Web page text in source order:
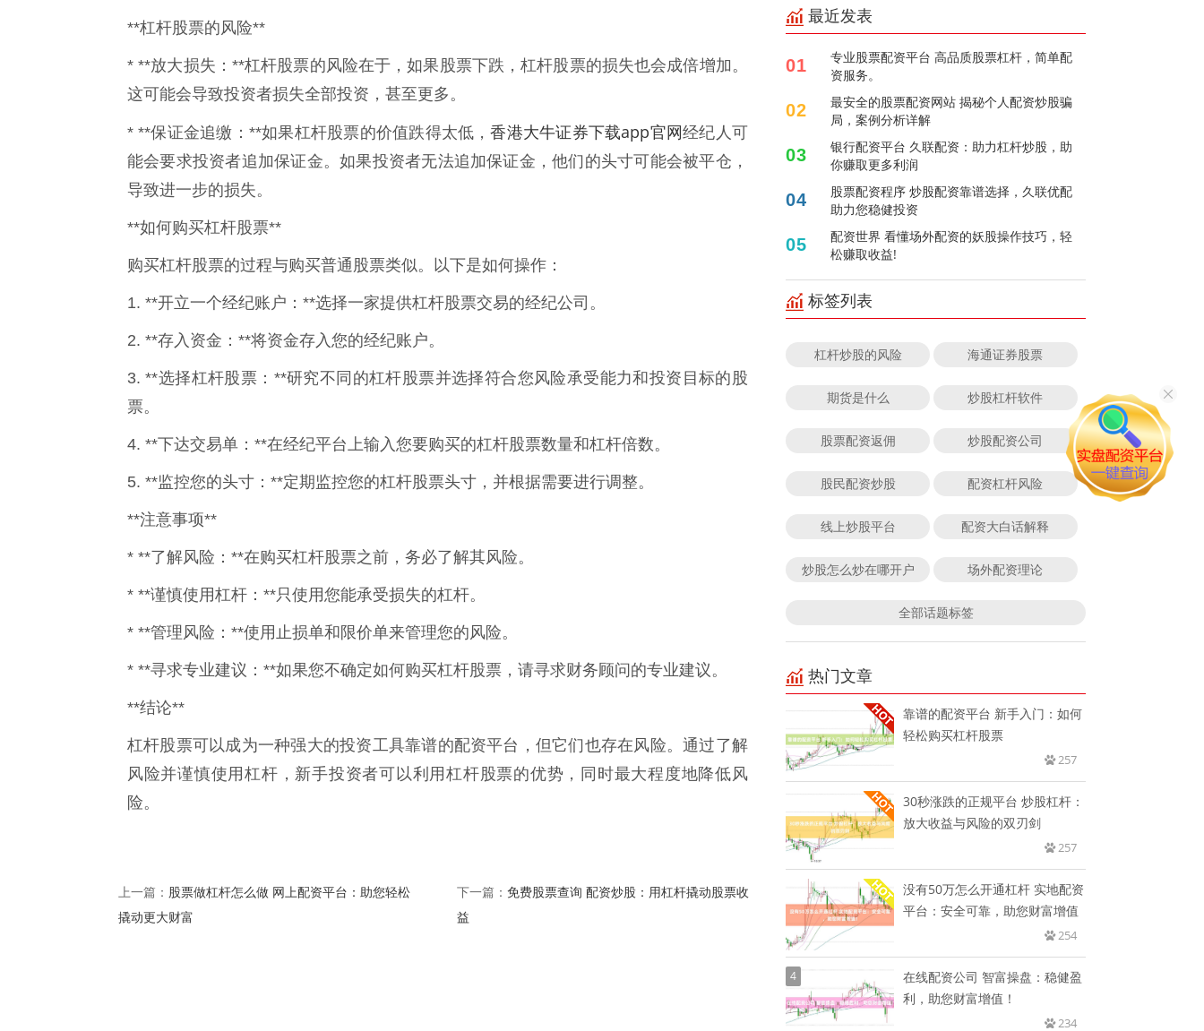
**杠杆股票的风险**
* **放大损失：**杠杆股票的风险在于，如果股票下跌，杠杆股票的损失也会成倍增加。
这可能会导致投资者损失全部投资，甚至更多。
* **保证金追缴：**如果杠杆股票的价值跌得太低，香港大牛证券下载app官网经纪人可
能会要求投资者追加保证金。如果投资者无法追加保证金，他们的头寸可能会被平仓，
导致进一步的损失。
**如何购买杠杆股票**
购买杠杆股票的过程与购买普通股票类似。以下是如何操作：
1. **开立一个经纪账户：**选择一家提供杠杆股票交易的经纪公司。
2. **存入资金：**将资金存入您的经纪账户。
3. **选择杠杆股票：**研究不同的杠杆股票并选择符合您风险承受能力和投资目标的股
票。
4. **下达交易单：**在经纪平台上输入您要购买的杠杆股票数量和杠杆倍数。
5. **监控您的头寸：**定期监控您的杠杆股票头寸，并根据需要进行调整。
**注意事项**
* **了解风险：**在购买杠杆股票之前，务必了解其风险。
* **谨慎使用杠杆：**只使用您能承受损失的杠杆。
* **管理风险：**使用止损单和限价单来管理您的风险。
* **寻求专业建议：**如果您不确定如何购买杠杆股票，请寻求财务顾问的专业建议。
**结论**
杠杆股票可以成为一种强大的投资工具靠谱的配资平台，但它们也存在风险。通过了解
风险并谨慎使用杠杆，新手投资者可以利用杠杆股票的优势，同时最大程度地降低风
险。
上一篇： 股票做杠杆怎么做 网上配资平台：助您轻松
撬动更大财富
下一篇： 免费股票查询 配资炒股：用杠杆撬动股票收
益
最近发表
01
专业股票配资平台 高品质股票杠杆，简单配
资服务。
02
最安全的股票配资网站 揭秘个人配资炒股骗
局，案例分析详解
03
银行配资平台 久联配资：助力杠杆炒股，助
你赚取更多利润
04
股票配资程序 炒股配资靠谱选择，久联优配
助力您稳健投资
05
配资世界 看懂场外配资的妖股操作技巧，轻
松赚取收益!
标签列表
杠杆炒股的风险 海通证券股票
期货是什么 炒股杠杆软件
股票配资返佣 炒股配资公司
股民配资炒股 配资杠杆风险
线上炒股平台 配资大白话解释
炒股怎么炒在哪开户 场外配资理论
全部话题标签
热门文章
靠谱的配资平台 新手入门：如何
轻松购买杠杆股票
257
30秒涨跌的正规平台 炒股杠杆：
放大收益与风险的双刃剑
257
没有50万怎么开通杠杆 实地配资
平台：安全可靠，助您财富增值
254
4
在线配资公司 智富操盘：稳健盈
利，助您财富增值！
234